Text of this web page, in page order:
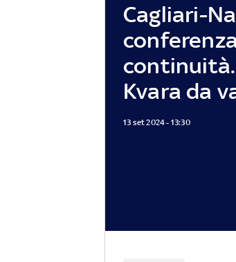
Cagliari-
Kvara da
13 set 2024 - 13:30